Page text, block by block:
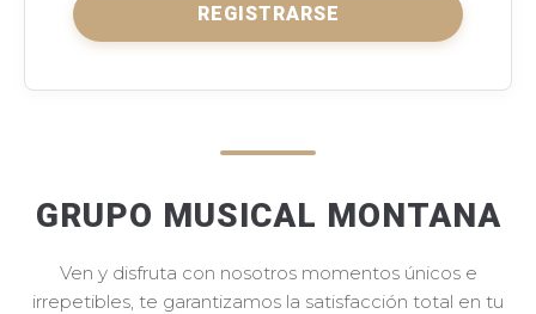
REGISTRARSE
GRUPO MUSICAL MONTANA
Ven y disfruta con nosotros momentos únicos e
irrepetibles, te garantizamos la satisfacción total en tu